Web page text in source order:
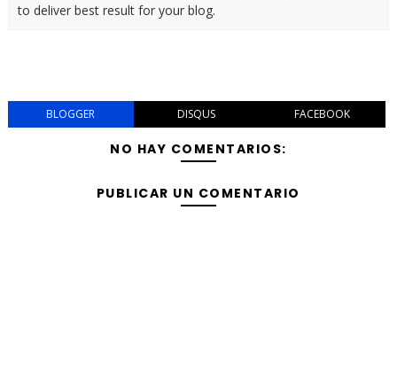
to deliver best result for your blog.
BLOGGER DISQUS FACEBOOK
NO HAY COMENTARIOS:
PUBLICAR UN COMENTARIO